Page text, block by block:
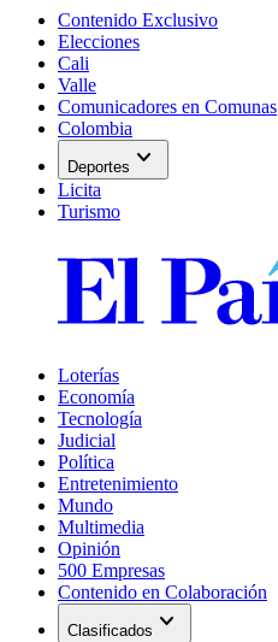
Contenido Exclusivo
Elecciones
Cali
Valle
Comunicadores en Comunas
Colombia
Deportes expand_more
Licita
Turismo
Loterías
Economía
Tecnología
Judicial
Política
Entretenimiento
Mundo
Multimedia
Opinión
500 Empresas
Contenido en Colaboración
Clasificados expand_more